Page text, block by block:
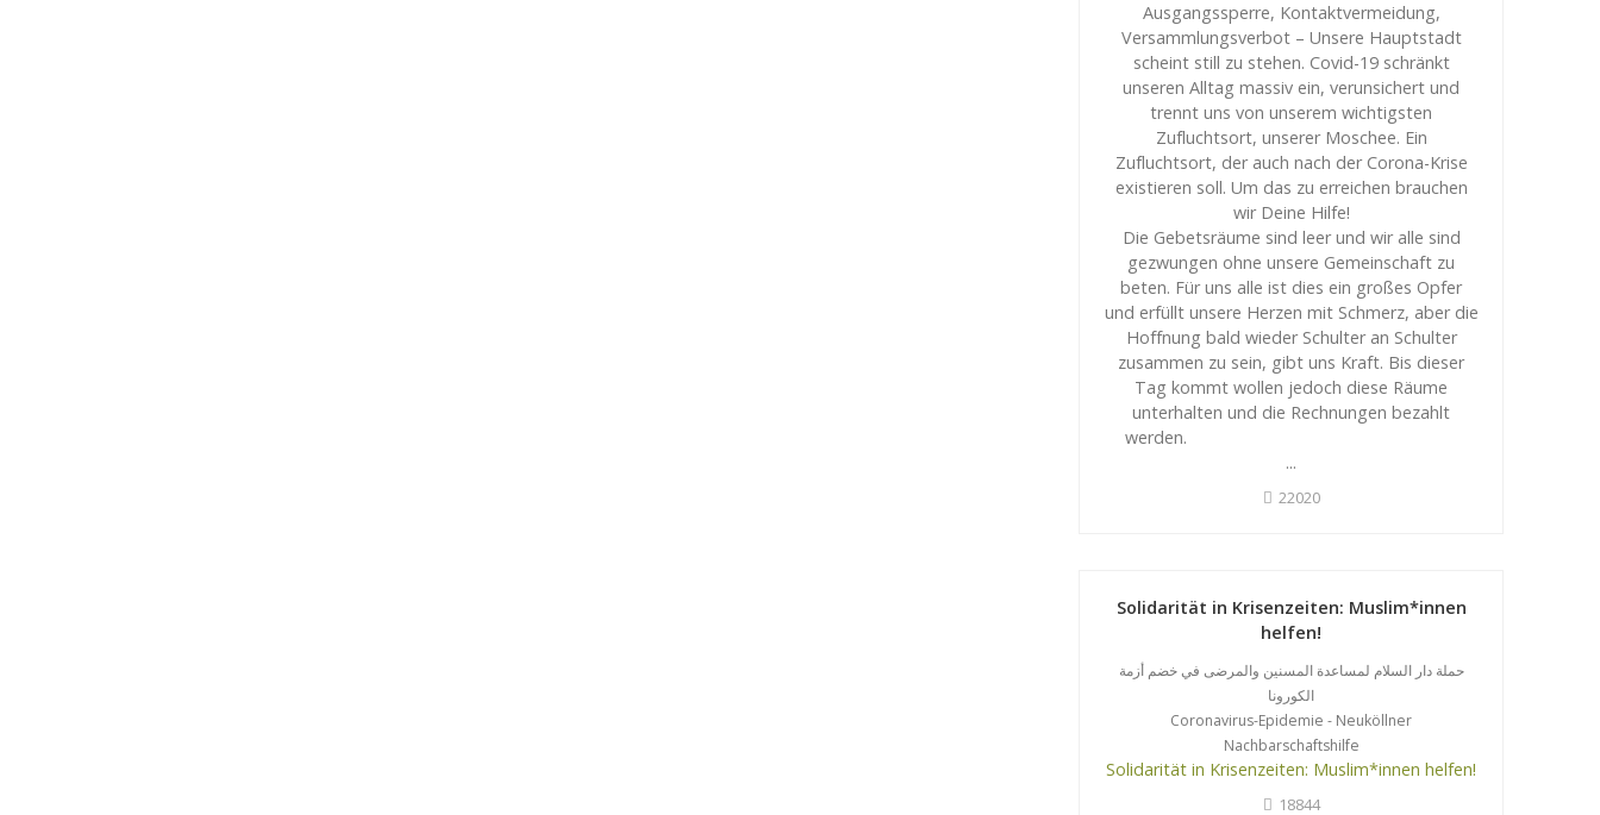
Ausgangssperre, Kontaktvermeidung,
Versammlungsverbot – Unsere Hauptstadt
scheint still zu stehen. Covid-19 schränkt
unseren Alltag massiv ein, verunsichert und
trennt uns von unserem wichtigsten
Zufluchtsort, unserer Moschee. Ein
Zufluchtsort, der auch nach der Corona-Krise
existieren soll. Um das zu erreichen brauchen
wir Deine Hilfe!
Die Gebetsräume sind leer und wir alle sind
gezwungen ohne unsere Gemeinschaft zu
beten. Für uns alle ist dies ein großes Opfer
und erfüllt unsere Herzen mit Schmerz, aber die
Hoffnung bald wieder Schulter an Schulter
zusammen zu sein, gibt uns Kraft. Bis dieser
Tag kommt wollen jedoch diese Räume
unterhalten und die Rechnungen bezahlt
werden.
...
22020
Solidarität in Krisenzeiten: Muslim*innen
helfen!
حملة دار السلام لمساعدة المسنين والمرضى في خضم أزمة
الكورونا
Coronavirus-Epidemie - Neuköllner
Nachbarschaftshilfe
Solidarität in Krisenzeiten: Muslim*innen helfen!
18844